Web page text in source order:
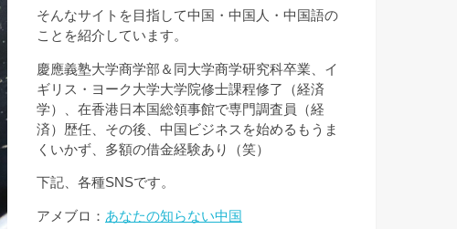
そんなサイトを目指して中国・中国人・中国語の
ことを紹介しています。
慶應義塾大学商学部＆同大学商学研究科卒業、イ
ギリス・ヨーク大学大学院修士課程修了（経済
学）、在香港日本国総領事館で専門調査員（経
済）歴任、その後、中国ビジネスを始めるもうま
くいかず、多額の借金経験あり（笑）
下記、各種SNSです。
アメブロ： あなたの知らない中国